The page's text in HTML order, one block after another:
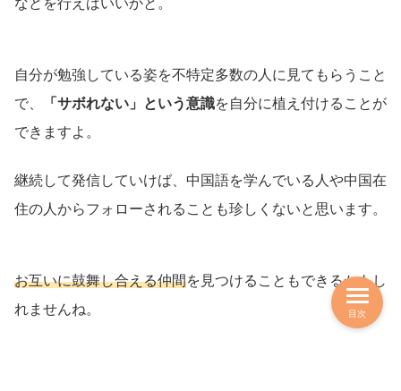
自分が勉強している姿を不特定多数の人に見てもらうこと
で、
「サボれない」という意識を自分に植え付けることが
できますよ。
継続して発信していけば、中国語を学んでいる人や中国在
住の人からフォローされることも珍しくないと思います。
お互いに鼓舞し合える仲間を見つけることもできるかもし
れませんね。
目次